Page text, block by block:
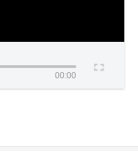
00:00